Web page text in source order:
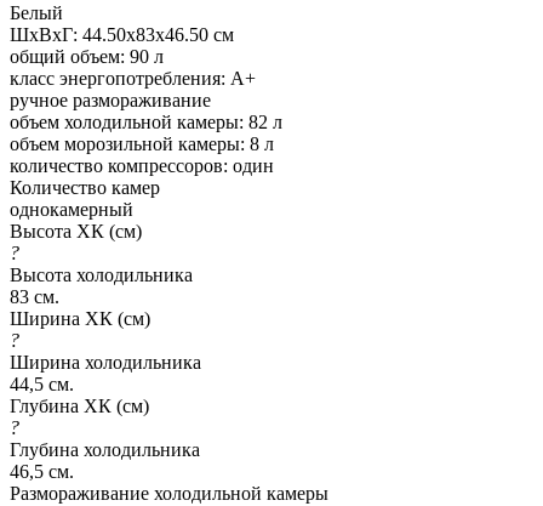
Белый
ШхВхГ: 44.50х83х46.50 см
общий объем: 90 л
класс энергопотребления: A+
ручное размораживание
объем холодильной камеры: 82 л
объем морозильной камеры: 8 л
количество компрессоров: один
Количество камер
однокамерный
Высота ХК (см)
?
Высота холодильника
83 см.
Ширина ХК (см)
?
Ширина холодильника
44,5 см.
Глубина ХК (см)
?
Глубина холодильника
46,5 см.
Размораживание холодильной камеры